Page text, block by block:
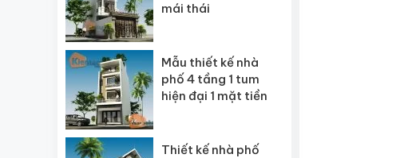
mái thái
Mẫu thiết kế nhà
phố 4 tầng 1 tum
hiện đại 1 mặt tiền
Thiết kế nhà phố